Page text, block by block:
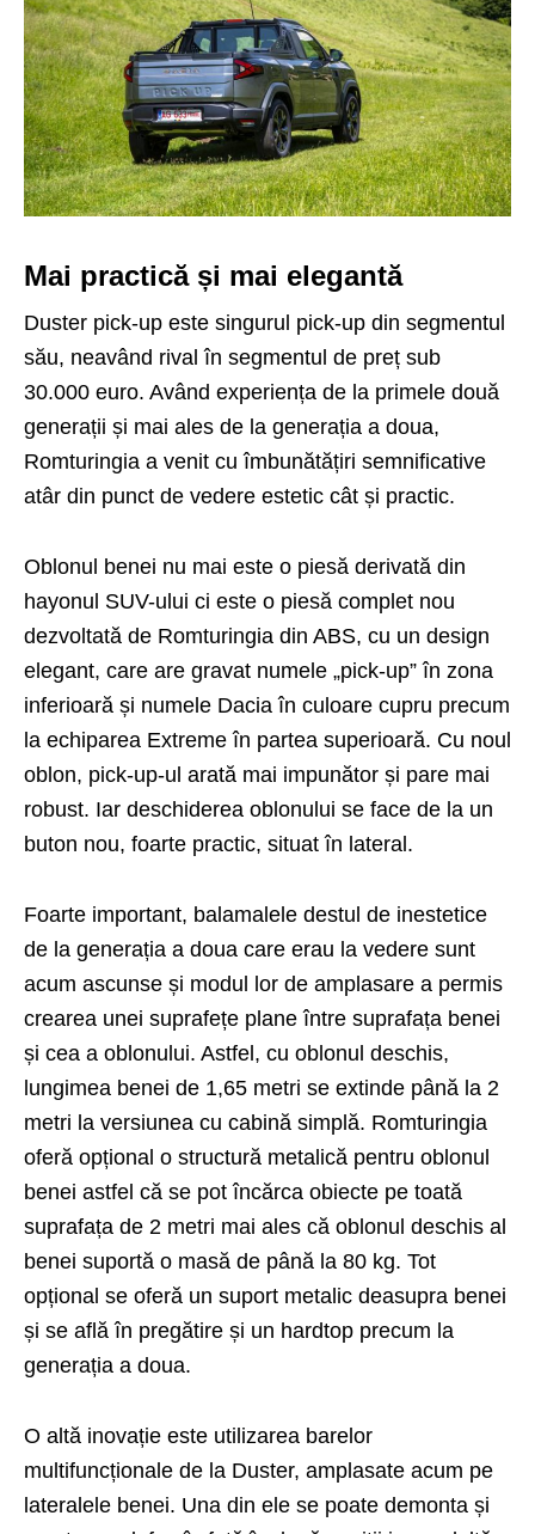
Mai practică și mai elegantă
Duster pick-up este singurul pick-up din segmentul
său, neavând rival în segmentul de preț sub
30.000 euro. Având experiența de la primele două
generații și mai ales de la generația a doua,
Romturingia a venit cu îmbunătățiri semnificative
atâr din punct de vedere estetic cât și practic.
Oblonul benei nu mai este o piesă derivată din
hayonul SUV-ului ci este o piesă complet nou
dezvoltată de Romturingia din ABS, cu un design
elegant, care are gravat numele „pick-up” în zona
inferioară și numele Dacia în culoare cupru precum
la echiparea Extreme în partea superioară. Cu noul
oblon, pick-up-ul arată mai impunător și pare mai
robust. Iar deschiderea oblonului se face de la un
buton nou, foarte practic, situat în lateral.
Foarte important, balamalele destul de inestetice
de la generația a doua care erau la vedere sunt
acum ascunse și modul lor de amplasare a permis
crearea unei suprafețe plane între suprafața benei
și cea a oblonului. Astfel, cu oblonul deschis,
lungimea benei de 1,65 metri se extinde până la 2
metri la versiunea cu cabină simplă. Romturingia
oferă opțional o structură metalică pentru oblonul
benei astfel că se pot încărca obiecte pe toată
suprafața de 2 metri mai ales că oblonul deschis al
benei suportă o masă de până la 80 kg. Tot
opțional se oferă un suport metalic deasupra benei
și se află în pregătire și un hardtop precum la
generația a doua.
O altă inovație este utilizarea barelor
multifuncționale de la Duster, amplasate acum pe
lateralele benei. Una din ele se poate demonta și